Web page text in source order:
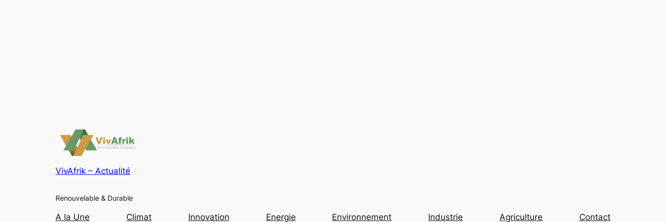
VivAfrik – Actualité
Renouvelable & Durable
A la Une Climat Innovation Energie Environnement Industrie Agriculture Contact